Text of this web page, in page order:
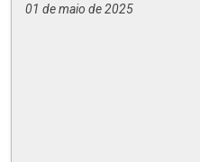
01 de maio de 2025